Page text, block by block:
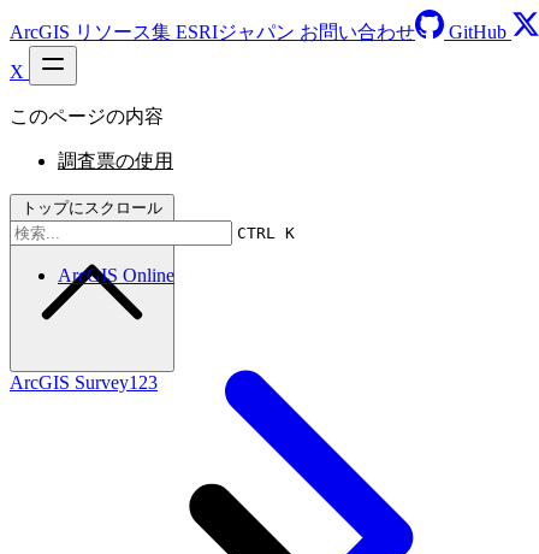
ArcGIS リソース集 ESRIジャパン お問い合わせ
GitHub
X
CTRL K
ArcGIS Online
このページの内容
調査票の使用
トップにスクロール
ArcGIS Survey123